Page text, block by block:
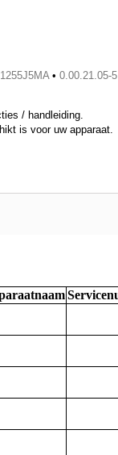
1255J5MA • 0.00.21.05-5
/ handleiding.
is voor uw apparaat.